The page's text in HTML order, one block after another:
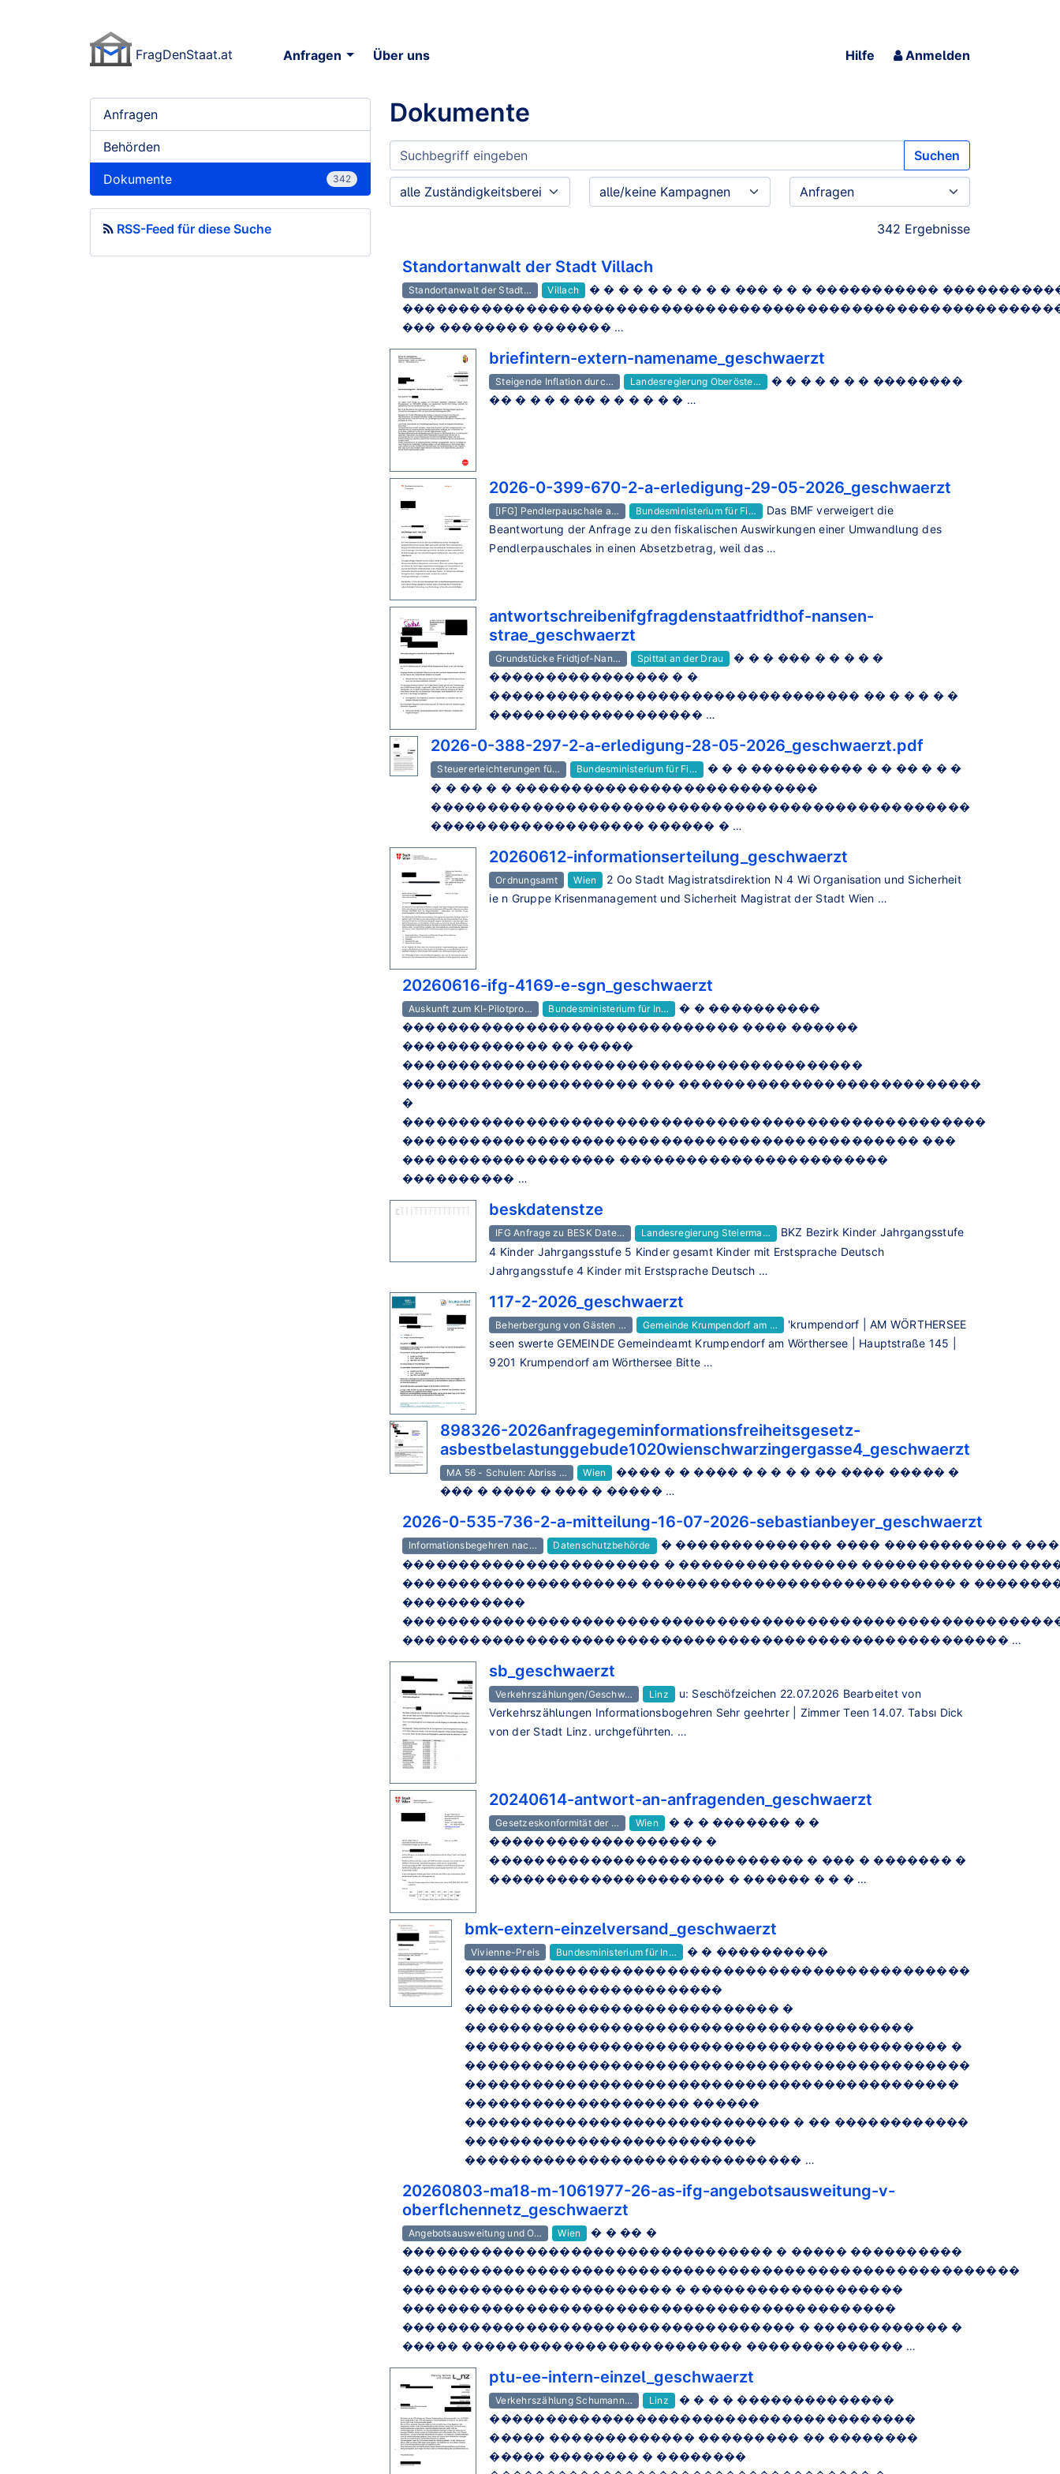
FragDenStaat.at
Anfragen
Über uns Hilfe Anmelden
Dokumente
Suchen
342 Ergebnisse
Standortanwalt der Stadt Villach
Standortanwalt der Stadt… Villach
� � � � � � � � � � ��� � � � �����������
��� �������� ������� …
briefintern-extern-namename_geschwaerzt
Steigende Inflation durc… Landesregierung Oberöste…
� � � � � � � ��������
�� � � � � �� � � � � � � …
2026-0-399-670-2-a-erledigung-29-05-2026_geschwaerzt
[IFG] Pendlerpauschale a… Bundesministerium für Fi…
Das BMF verweigert die
Beantwortung der Anfrage zu den fiskalischen Auswirkungen einer Umwandlung des
Pendlerpauschales in einen Absetzbetrag, weil das …
antwortschreibenifgfragdenstaatfridthof-nansen-
strae_geschwaerzt
Grundstücke Fridtjof-Nan… Spittal an der Drau
� � � ��� � � � � �
���������������� � �
��������������������������������� �� � � � � �
������������������� …
2026-0-388-297-2-a-erledigung-28-05-2026_geschwaerzt.pdf
Steuererleichterungen fü… Bundesministerium für Fi…
� � � ���������� � � �� � � �
� � �� � � ���������������������������
������������������������������������������������
������������������� ������ � …
20260612-informationserteilung_geschwaerzt
Ordnungsamt Wien
2 Oo Stadt Magistratsdirektion N 4 Wi Organisation und Sicherheit
ie n Gruppe Krisenmanagement und Sicherheit Magistrat der Stadt Wien …
20260616-ifg-4169-e-sgn_geschwaerzt
Auskunft zum KI-Pilotpro… Bundesministerium für In…
� � ����������
������������������������������ ���� ������
������������� �� �����
�����������������������������������������
��������������������� ��� ���������������������������
�
����������������������������������������������������
���������������������������������������������� ���
������������������� ������������������������
���������� …
beskdatenstze
IFG Anfrage zu BESK Date… Landesregierung Steierma…
BKZ Bezirk Kinder Jahrgangsstufe
4 Kinder Jahrgangsstufe 5 Kinder gesamt Kinder mit Erstsprache Deutsch
Jahrgangsstufe 4 Kinder mit Erstsprache Deutsch …
117-2-2026_geschwaerzt
Beherbergung von Gästen … Gemeinde Krumpendorf am …
'krumpendorf | AM WÖRTHERSEE
seen swerte GEMEINDE Gemeindeamt Krumpendorf am Wörthersee | Hauptstraße 145 |
9201 Krumpendorf am Wörthersee Bitte …
898326-2026anfragegeminformationsfreiheitsgesetz-
asbestbelastunggebude1020wienschwarzingergasse4_geschwaerzt
MA 56 - Schulen: Abriss … Wien
���� � � ���� � � � � � �� ���� ����� �
��� � ���� � ��� � ����� …
2026-0-535-736-2-a-mitteilung-16-07-2026-sebastianbeyer_geschwaerzt
Informationsbegehren nac… Datenschutzbehörde
� �������������� ���� ����������� �
����������������������� � ����������������
��������������������� ���������������������������� �
�����������
������������������������������������������������������ …
sb_geschwaerzt
Verkehrszählungen/Geschw… Linz
u: Seschöfzeichen 22.07.2026 Bearbeitet von
Verkehrszählungen Informationsbogehren Sehr geehrter | Zimmer Teen 14.07. Tabsı Dick
von der Stadt Linz. urchgeführten. …
20240614-antwort-an-anfragenden_geschwaerzt
Gesetzeskonformität der … Wien
� � � ������� � �
������������������� �
���������������������������� � ��� � ������� �
��������������������� � ������ � � � …
bmk-extern-einzelversand_geschwaerzt
Vivienne-Preis Bundesministerium für In…
� � ����������
���������������������������������������������
�����������������������
���������������������������� �
����������������������������������������
������������������������������������������� �
���������������������������������������������
��������������������������������������������
�������������������� ������
����������������������������� � �� ������������
��������������������������
������������������������������ …
20260803-ma18-m-1061977-26-as-ifg-angebotsausweitung-v-
oberflchennetz_geschwaerzt
Angebotsausweitung und O… Wien
� � �� �
��������������������������������� � ����� ����������
�������������������������������������������������������
������������������������ � �������������������
��������������������������������������������
����������������������������������� � ������������ �
����� ������������������������� �������������� …
ptu-ee-intern-einzel_geschwaerzt
Verkehrszählung Schumann… Linz
� � � � ��������������
��������������������������������������
����� ������������� ��������� �� ��������
����� �������� � ��������
Anfragen
Behörden
Dokumente 342
RSS-Feed für diese Suche